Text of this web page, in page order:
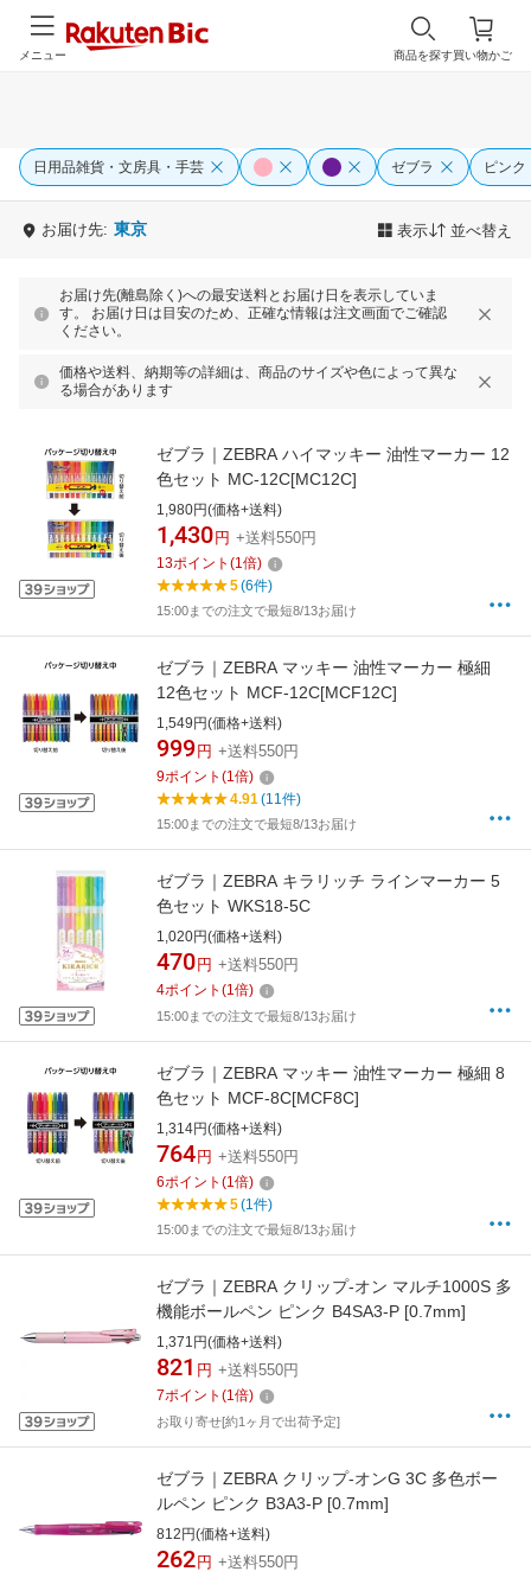
買い物かご
商品を探す
メニュー
日用品雑貨・文房具・手芸 ゼブラ ピンク
お届け先: 東京 表示 並べ替え
お届け先(離島除く)への最安送料とお届け日を表示していま
す。 お届け日は目安のため、正確な情報は注文画面でご確認
ください。
価格や送料、納期等の詳細は、商品のサイズや色によって異な
る場合があります
ゼブラ｜ZEBRA ハイマッキー 油性マーカー 12
色セット MC-12C[MC12C]
1,980円(価格+送料)
1,430 円 +送料550円
13ポイント (1倍)
5(6件)
15:00までの注文で最短8/13お届け
ゼブラ｜ZEBRA マッキー 油性マーカー 極細
12色セット MCF-12C[MCF12C]
1,549円(価格+送料)
999 円 +送料550円
9ポイント (1倍)
4.91(11件)
15:00までの注文で最短8/13お届け
ゼブラ｜ZEBRA キラリッチ ラインマーカー 5
色セット WKS18-5C
1,020円(価格+送料)
470 円 +送料550円
4ポイント (1倍)
15:00までの注文で最短8/13お届け
ゼブラ｜ZEBRA マッキー 油性マーカー 極細 8
色セット MCF-8C[MCF8C]
1,314円(価格+送料)
764 円 +送料550円
6ポイント (1倍)
5(1件)
15:00までの注文で最短8/13お届け
ゼブラ｜ZEBRA クリップ-オン マルチ1000S 多
機能ボールペン ピンク B4SA3-P [0.7mm]
1,371円(価格+送料)
821 円 +送料550円
7ポイント (1倍)
お取り寄せ[約1ヶ月で出荷予定]
ゼブラ｜ZEBRA クリップ-オンG 3C 多色ボー
ルペン ピンク B3A3-P [0.7mm]
812円(価格+送料)
262 円 +送料550円